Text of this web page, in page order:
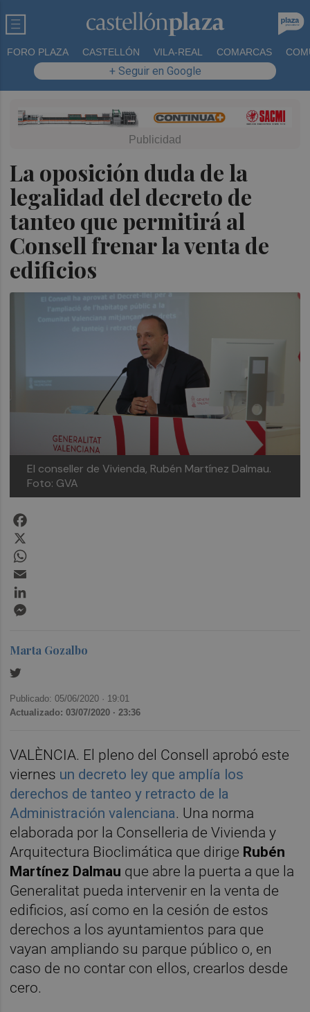
FORO PLAZA CASTELLÓN VILA-REAL COMARCAS
+ Seguir en Google
La oposición duda de la
legalidad del decreto de
tanteo que permitirá al
Consell frenar la venta de
edificios
El conseller de Vivienda, Rubén Martínez Dalmau.
Foto: GVA
Marta Gozalbo
Publicado: 05/06/2020 · 19:01
Actualizado: 03/07/2020 · 23:36
VALÈNCIA. El pleno del Consell aprobó este
viernes un decreto ley que amplía los
derechos de tanteo y retracto de la
Administración valenciana. Una norma
elaborada por la Conselleria de Vivienda y
Arquitectura Bioclimática que dirige Rubén
Martínez Dalmau que abre la puerta a que la
Generalitat pueda intervenir en la venta de
edificios, así como en la cesión de estos
derechos a los ayuntamientos para que
vayan ampliando su parque público o, en
caso de no contar con ellos, crearlos desde
cero.